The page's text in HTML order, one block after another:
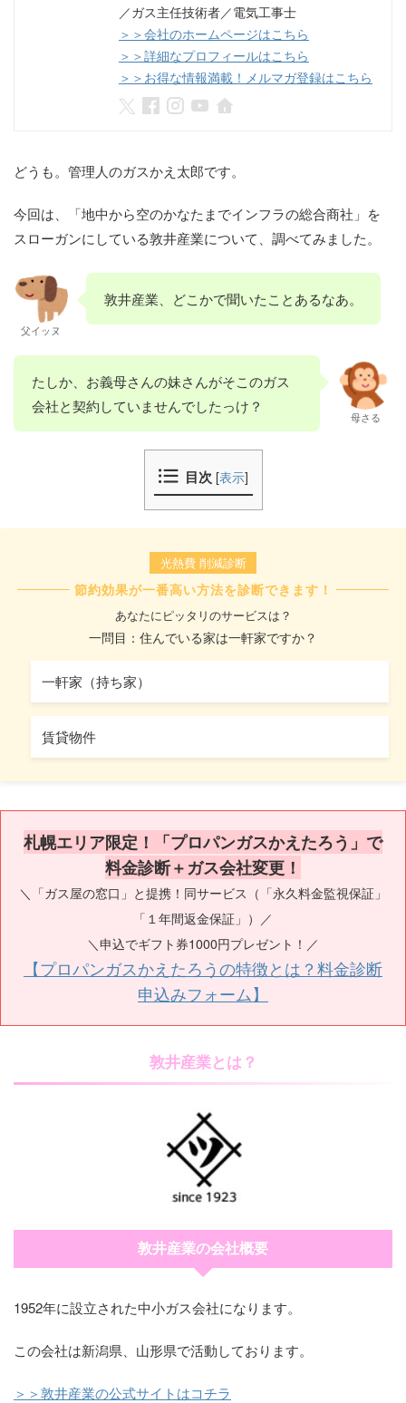
／ガス主任技術者／電気工事士
＞＞会社のホームページはこちら
＞＞詳細なプロフィールはこちら
＞＞お得な情報満載！メルマガ登録はこちら
どうも。管理人のガスかえ太郎です。
今回は、「地中から空のかなたまでインフラの総合商社」を
スローガンにしている敦井産業について、調べてみました。
父イッヌ
敦井産業、どこかで聞いたことあるなあ。
たしか、お義母さんの妹さんがそこのガス
会社と契約していませんでしたっけ？
母さる
目次 [表示]
光熱費 削減診断
節約効果が一番高い方法を診断できます！
あなたにピッタリのサービスは？
一問目：住んでいる家は一軒家ですか？
一軒家（持ち家）
賃貸物件
札幌エリア限定！「プロパンガスかえたろう」で
料金診断＋ガス会社変更！
＼「ガス屋の窓口」と提携！同サービス（「永久料金監視保証」
「１年間返金保証」）／
＼申込でギフト券1000円プレゼント！／
【プロパンガスかえたろうの特徴とは？料金診断
申込みフォーム】
敦井産業とは？
敦井産業の会社概要
1952年に設立された中小ガス会社になります。
この会社は新潟県、山形県で活動しております。
＞＞敦井産業の公式サイトはコチラ